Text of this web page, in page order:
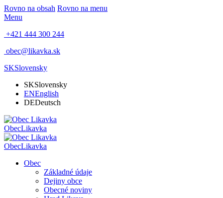
Rovno na obsah Rovno na menu
Menu
+421 444 300 244
obec@likavka.sk
SKSlovensky
SKSlovensky
ENEnglish
DEDeutsch
ObecLikavka
ObecLikavka
Obec
Základné údaje
Dejiny obce
Obecné noviny